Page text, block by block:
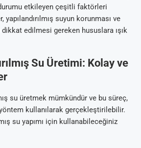
etkileyen çeşitli faktörleri
suyun korunması ve
edilmesi gereken hususlara ışık
Su Üretimi: Kolay ve
su üretmek mümkündür ve bu süreç,
kullanılarak gerçekleştirilebilir.
su yapımı için kullanabileceğiniz